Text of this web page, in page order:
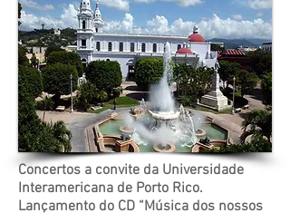
Concertos a convite da Universidade
Interamericana de Porto Rico.
Lançamento do CD “Música dos nossos